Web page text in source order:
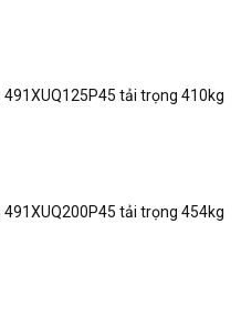
491XUQ125P45 tải trọng 410kg
491XUQ200P45 tải trọng 454kg